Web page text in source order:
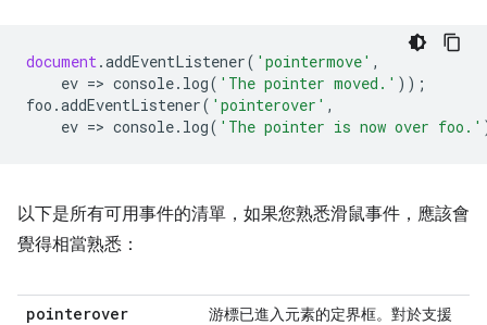
document.addEventListener( 'pointermove' ,
ev => console. log( 'The pointer moved.' ));
foo .addEventListener( 'pointerover' ,
ev => console. log( 'The pointer is now over foo.'
以下是所有可用事件的清單，如果您熟悉滑鼠事件，應該會
覺得相當熟悉：
pointerover
游標已進入元素的定界框。對於支援